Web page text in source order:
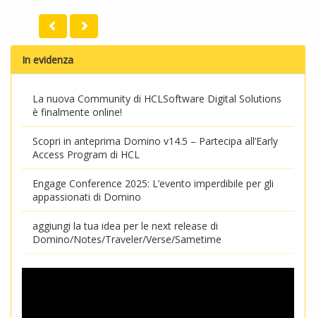
In evidenza
La nuova Community di HCLSoftware Digital Solutions
è finalmente online!
Scopri in anteprima Domino v14.5 – Partecipa all’Early
Access Program di HCL
Engage Conference 2025: L’evento imperdibile per gli
appassionati di Domino
aggiungi la tua idea per le next release di
Domino/Notes/Traveler/Verse/Sametime